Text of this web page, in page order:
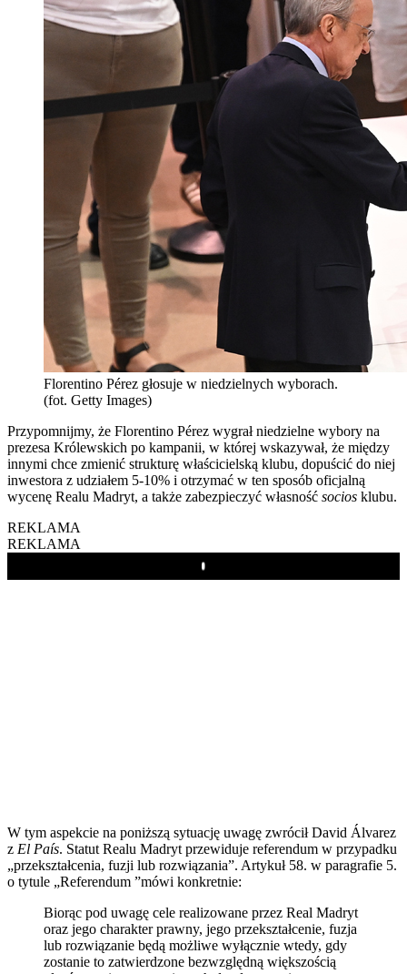
Florentino Pérez głosuje w niedzielnych wyborach.
(fot. Getty Images)
Przypomnijmy, że Florentino Pérez wygrał niedzielne wybory na
prezesa Królewskich po kampanii, w której wskazywał, że między
innymi chce zmienić strukturę właścicielską klubu, dopuścić do niej
inwestora z udziałem 5-10% i otrzymać w ten sposób oficjalną
wycenę Realu Madryt, a także zabezpieczyć własność socios klubu.
REKLAMA
REKLAMA
Play
W tym aspekcie na poniższą sytuację uwagę zwrócił David Álvarez
z El País. Statut Realu Madryt przewiduje referendum w przypadku
„przekształcenia, fuzji lub rozwiązania”. Artykuł 58. w paragrafie 5.
o tytule „Referendum ”mówi konkretnie:
Biorąc pod uwagę cele realizowane przez Real Madryt
oraz jego charakter prawny, jego przekształcenie, fuzja
lub rozwiązanie będą możliwe wyłącznie wtedy, gdy
zostanie to zatwierdzone bezwzględną większością